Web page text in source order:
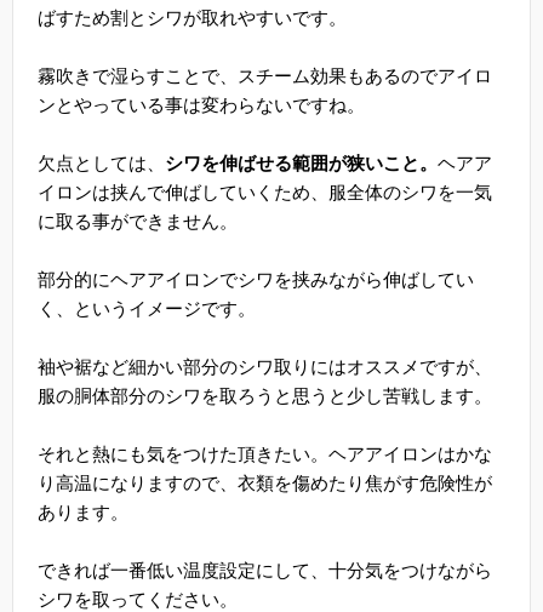
ばすため割とシワが取れやすいです。
霧吹きで湿らすことで、スチーム効果もあるのでアイロ
ンとやっている事は変わらないですね。
欠点としては、 シワを伸ばせる範囲が狭いこと。 ヘアア
イロンは挟んで伸ばしていくため、服全体のシワを一気
に取る事ができません。
部分的にヘアアイロンでシワを挟みながら伸ばしてい
く、というイメージです。
袖や裾など細かい部分のシワ取りにはオススメですが、
服の胴体部分のシワを取ろうと思うと少し苦戦します。
それと熱にも気をつけた頂きたい。ヘアアイロンはかな
り高温になりますので、衣類を傷めたり焦がす危険性が
あります。
できれば一番低い温度設定にして、十分気をつけながら
シワを取ってください。